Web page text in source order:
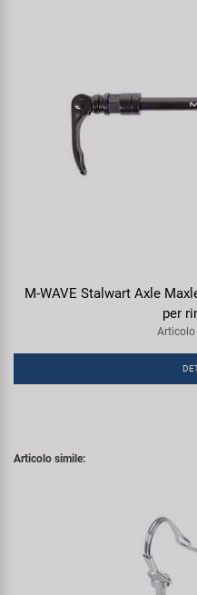
M-WAVE Stalwart Axle
per
Articolo
Articolo simile: